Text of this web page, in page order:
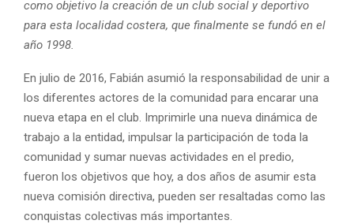
como objetivo la creación de un club social y deportivo
para esta localidad costera, que finalmente se fundó en el
año 1998.
En julio de 2016, Fabián asumió la responsabilidad de unir a
los diferentes actores de la comunidad para encarar una
nueva etapa en el club. Imprimirle una nueva dinámica de
trabajo a la entidad, impulsar la participación de toda la
comunidad y sumar nuevas actividades en el predio,
fueron los objetivos que hoy, a dos años de asumir esta
nueva comisión directiva, pueden ser resaltadas como las
conquistas colectivas más importantes.